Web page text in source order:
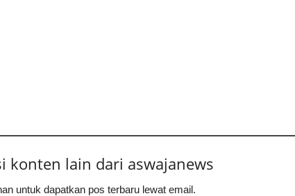
konten lain dari aswajanews
untuk dapatkan pos terbaru lewat email.